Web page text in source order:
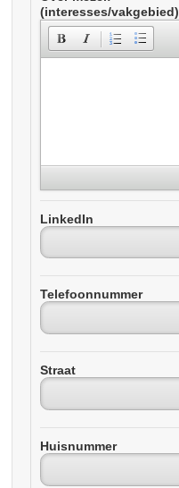
(interesses/vakgebied)
LinkedIn
Telefoonnummer
Straat
Huisnummer